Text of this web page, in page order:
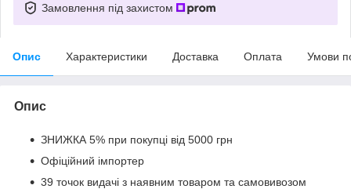
Замовлення під захистом
Опис Характеристики Доставка Оплата Умови
Опис
ЗНИЖКА 5% при покупці від 5000 грн
Офіційний імпортер
39 точок видачі з наявним товаром та самовивозом